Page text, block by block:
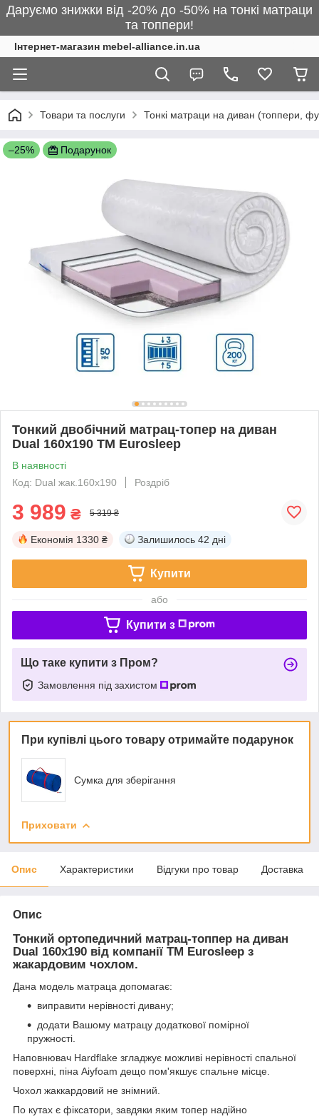
Даруємо знижки від -20% до -50% на тонкі матраци
та топпери!
Інтернет-магазин mebel-alliance.in.ua
Товари та послуги Тонкі матраци на диван (топпери,
–25% Подарунок
Тонкий двобічний матрац-топер на диван
Dual 160x190 TM Eurosleep
В наявності
Код: Dual жак.160х190
Роздріб
3 989 ₴ 5 319 ₴
Економія 1330 ₴ Залишилось 42 дні
Купити
або
Купити з
Що таке купити з Пром?
Замовлення під захистом
При купівлі цього товару отримайте подарунок
Сумка для зберігання
Приховати
Опис Характеристики Відгуки про товар Доставка
Опис
Тонкий ортопедичний матрац-топпер на диван
Dual 160x190 від компанії TM Eurosleep з
жакардовим чохлом.
Дана модель матраца допомагає:
виправити нерівності дивану;
додати Вашому матрацу додаткової помірної
пружності.
Наповнювач Hаrdflake згладжує можливі нерівності спальної
поверхні, піна Aiyfoam дещо пом'якшує спальне місце.
Чохол жаккардовий не знімний.
По кутах є фіксатори, завдяки яким топер надійно